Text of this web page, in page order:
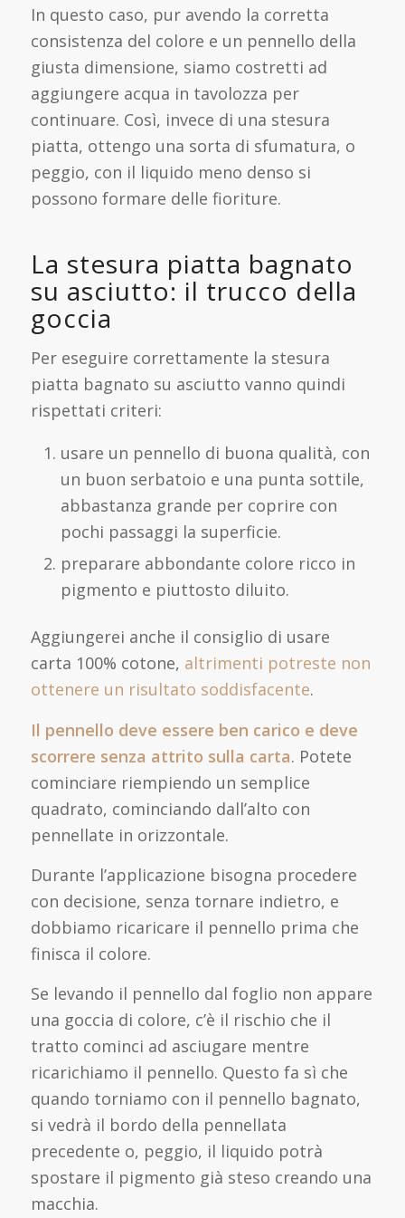
In questo caso, pur avendo la corretta
consistenza del colore e un pennello della
giusta dimensione, siamo costretti ad
aggiungere acqua in tavolozza per
continuare. Così, invece di una stesura
piatta, ottengo una sorta di sfumatura, o
peggio, con il liquido meno denso si
possono formare delle fioriture.
La stesura piatta bagnato
su asciutto: il trucco della
goccia
Per eseguire correttamente la stesura
piatta bagnato su asciutto vanno quindi
rispettati criteri:
usare un pennello di buona qualità, con
un buon serbatoio e una punta sottile,
abbastanza grande per coprire con
pochi passaggi la superficie.
preparare abbondante colore ricco in
pigmento e piuttosto diluito.
Aggiungerei anche il consiglio di usare
carta 100% cotone, altrimenti potreste non
ottenere un risultato soddisfacente.
Il pennello deve essere ben carico e deve
scorrere senza attrito sulla carta. Potete
cominciare riempiendo un semplice
quadrato, cominciando dall’alto con
pennellate in orizzontale.
Durante l’applicazione bisogna procedere
con decisione, senza tornare indietro, e
dobbiamo ricaricare il pennello prima che
finisca il colore.
Se levando il pennello dal foglio non appare
una goccia di colore, c’è il rischio che il
tratto cominci ad asciugare mentre
ricarichiamo il pennello. Questo fa sì che
quando torniamo con il pennello bagnato,
si vedrà il bordo della pennellata
precedente o, peggio, il liquido potrà
spostare il pigmento già steso creando una
macchia.